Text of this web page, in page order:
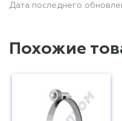
Дата последнего
Похожие